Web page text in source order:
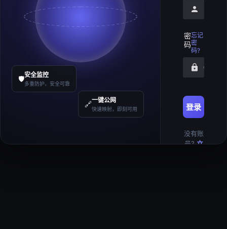
🛡️安全监控
多重防护，安全可靠
🔗一键公网
快速映射，即刻可用
密
码
忘记
密
码?
请输入
登录
没有账
号?立